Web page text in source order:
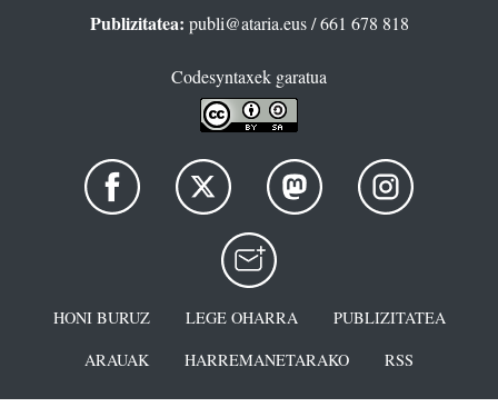
Publizitatea: publi@ataria.eus/ 661 678 818
Codesyntaxek garatua
HONI BURUZ LEGE OHARRA
PUBLIZITATEA
ARAUAK
HARREMANETARAKO RSS